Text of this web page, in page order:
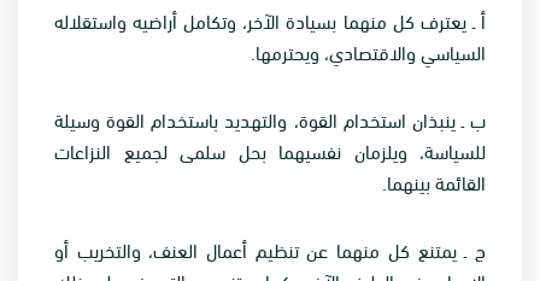
أ ـ يعترف كل منهما بسيادة الآخر، وتكامل أراضيه واستقلاله
السياسي والاقتصادي، ويحترمها.
ب ـ ينبذان استخدام القوة، والتهديد باستخدام القوة وسيلة
للسياسة، ويلزمان نفسيهما بحل سلمى لجميع النزاعات
القائمة بينهما.
ج ـ يمتنع كل منهما عن تنظيم أعمال العنف، والتخريب أو